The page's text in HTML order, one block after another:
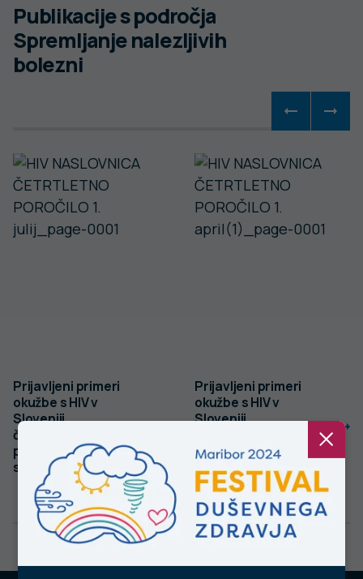
Publikacije s področja
Spremljanje nalezljivih
bolezni
Prijavljeni primeri
okužbe s HIV v
Sloveniji,
četrtletno
poročilo, 1. julij–30.
september 2023
Prijavljeni primeri
okužbe s HIV v
Sloveniji,
poročilo, 1. april–
30. junij 2023